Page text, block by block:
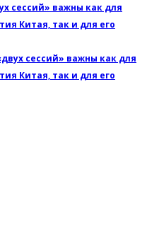
сессий» важны как для
Китая, так и для его
сессий» важны как для
Китая, так и для его